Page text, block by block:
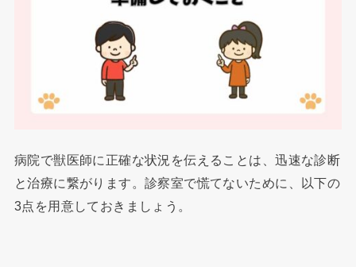
病院で獣医師に正確な状況を伝えることは、迅速な診断
と治療に繋がります。診察室で慌てないために、以下の
3点を用意しておきましょう。